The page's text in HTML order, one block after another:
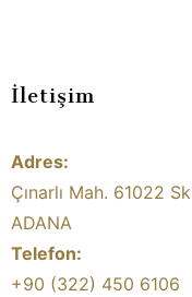
İletişim
Adres:
Çınarlı Mah. 61022
ADANA
Telefon:
+90 (322) 450 6106